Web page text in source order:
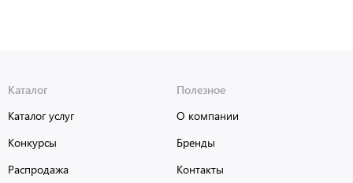
Каталог
Каталог услуг
Конкурсы
Распродажа
Полезное
О компании
Бренды
Контакты